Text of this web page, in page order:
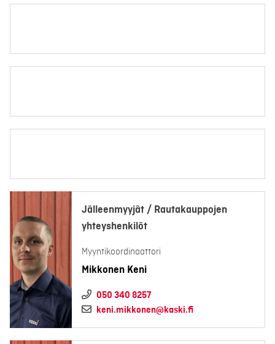
Jälleenmyyjät / Rautakauppojen
yhteyshenkilöt
Myyntikoordinaattori
Mikkonen Keni
050 340 8257
keni.mikkonen@kaski.fi